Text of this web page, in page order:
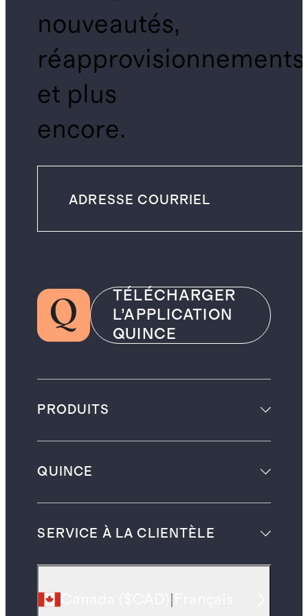
nouveautés,
réapprovisionnements
et plus
encore.
TÉLÉCHARGER
L’APPLICATION
QUINCE
PRODUITS
QUINCE
SERVICE À LA CLIENTÈLE